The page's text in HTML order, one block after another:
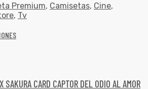
Premium, Camisetas, Cine,
, Tv
SAKURA CARD CAPTOR DEL ODIO AL AMOR